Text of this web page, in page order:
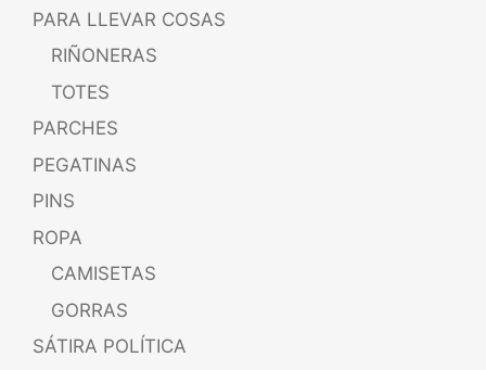
PARA LLEVAR COSAS
RIÑONERAS
TOTES
PARCHES
PEGATINAS
PINS
ROPA
CAMISETAS
GORRAS
SÁTIRA POLÍTICA